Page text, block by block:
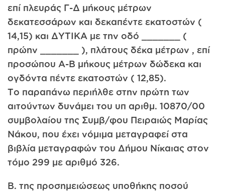
επί πλευράς Γ-Δ μήκους μέτρων
δεκατεσσάρων και δεκαπέντε εκατοστών (
14,15) και ΔΥΤΙΚΑ με την οδό _______ (
πρώην _______ ), πλάτους δέκα μέτρων , επί
προσώπου Α-Β μήκους μέτρων δώδεκα και
ογδόντα πέντε εκατοστών ( 12,85).
Το παραπάνω περιήλθε στην πρώτη των
αιτούντων δυνάμει του υπ αριθμ. 10870/00
συμβολαίου της Συμβ/φου Πειραιώς Μαρίας
Νάκου, που έχει νόμιμα μεταγραφεί στα
βιβλία μεταγραφών του Δήμου Νίκαιας στον
τόμο 299 με αριθμό 326.
Β. της προσημειώσεως υποθήκης ποσού